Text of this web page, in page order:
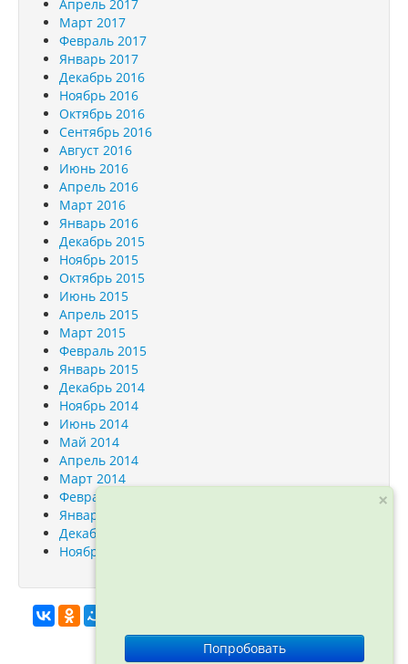
Апрель 2017
Март 2017
Февраль 2017
Январь 2017
Декабрь 2016
Ноябрь 2016
Октябрь 2016
Сентябрь 2016
Август 2016
Июнь 2016
Апрель 2016
Март 2016
Январь 2016
Декабрь 2015
Ноябрь 2015
Октябрь 2015
Июнь 2015
Апрель 2015
Март 2015
Февраль 2015
Январь 2015
Декабрь 2014
Ноябрь 2014
Июнь 2014
Май 2014
Апрель 2014
Март 2014
Февраль 2014
Январь 2014
Декабрь 2013
Ноябрь 2013
© ООО
«Орфограмматика», 2012—2026
×
Попробовать